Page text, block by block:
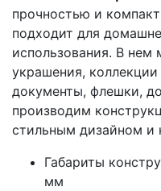
прочностью и
подходит для
использования. В нем
украшения,
документы, флешки,
производим
стильным дизайном
Габариты
мм